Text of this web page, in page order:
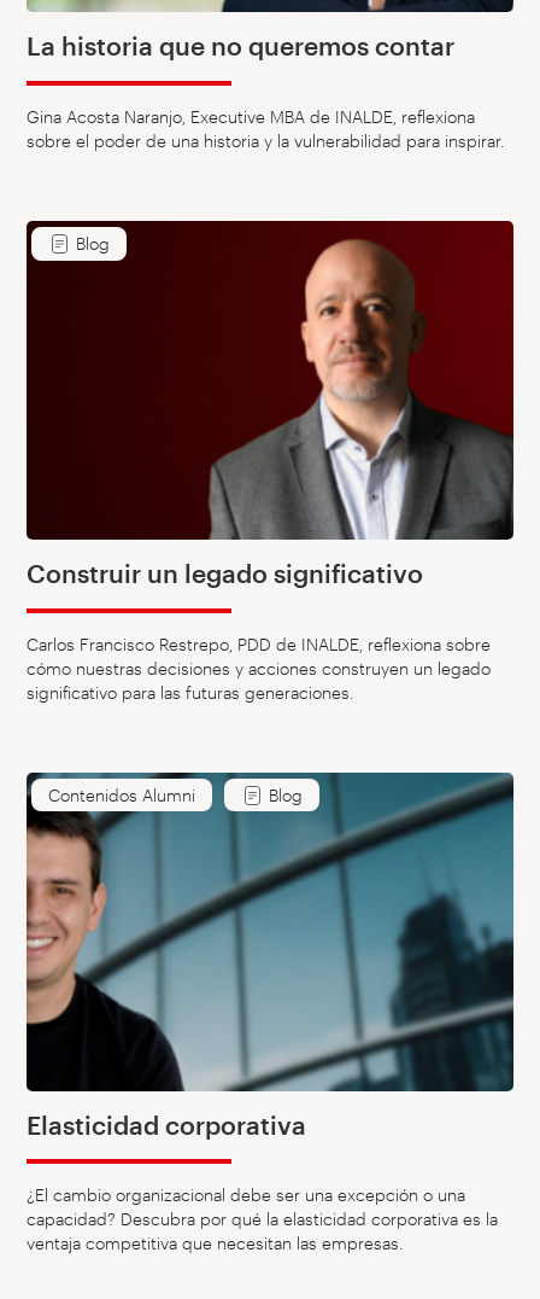
La historia que no queremos contar
Gina Acosta Naranjo, Executive MBA de INALDE, reflexiona
sobre el poder de una historia y la vulnerabilidad para inspirar.
Blog
Construir un legado significativo
Carlos Francisco Restrepo, PDD de INALDE, reflexiona sobre
cómo nuestras decisiones y acciones construyen un legado
significativo para las futuras generaciones.
Contenidos Alumni Blog
Elasticidad corporativa
¿El cambio organizacional debe ser una excepción o una
capacidad? Descubra por qué la elasticidad corporativa es la
ventaja competitiva que necesitan las empresas.